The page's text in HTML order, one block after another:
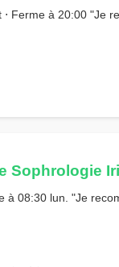
Ferme à 20:00 "Je
Sophrologie
à 08:30 lun. "Je